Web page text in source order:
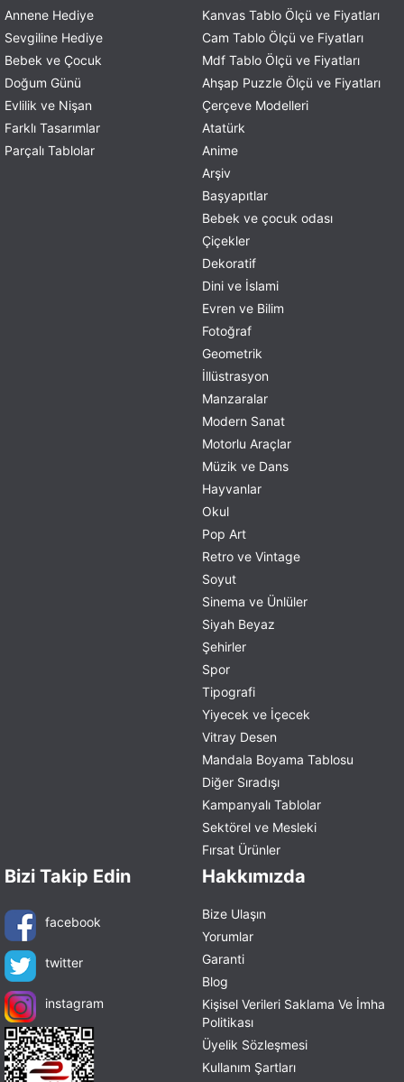
Annene Hediye
Sevgiline Hediye
Bebek ve Çocuk
Doğum Günü
Evlilik ve Nişan
Farklı Tasarımlar
Parçalı Tablolar
Kanvas Tablo Ölçü ve Fiyatları
Cam Tablo Ölçü ve Fiyatları
Mdf Tablo Ölçü ve Fiyatları
Ahşap Puzzle Ölçü ve Fiyatları
Çerçeve Modelleri
Atatürk
Anime
Arşiv
Başyapıtlar
Bebek ve çocuk odası
Çiçekler
Dekoratif
Dini ve İslami
Evren ve Bilim
Fotoğraf
Geometrik
İllüstrasyon
Manzaralar
Modern Sanat
Motorlu Araçlar
Müzik ve Dans
Hayvanlar
Okul
Pop Art
Retro ve Vintage
Soyut
Sinema ve Ünlüler
Siyah Beyaz
Şehirler
Spor
Tipografi
Yiyecek ve İçecek
Vitray Desen
Mandala Boyama Tablosu
Diğer Sıradışı
Kampanyalı Tablolar
Sektörel ve Mesleki
Fırsat Ürünler
Bizi Takip Edin
facebook
twitter
instagram
Hakkımızda
Bize Ulaşın
Yorumlar
Garanti
Blog
Kişisel Verileri Saklama Ve İmha
Politikası
Üyelik Sözleşmesi
Kullanım Şartları